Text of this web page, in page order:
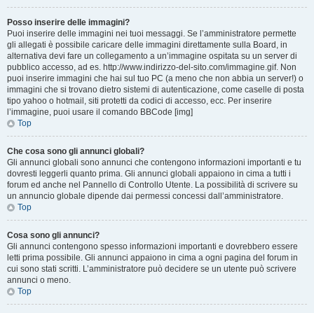
Posso inserire delle immagini?
Puoi inserire delle immagini nei tuoi messaggi. Se l’amministratore permette
gli allegati è possibile caricare delle immagini direttamente sulla Board, in
alternativa devi fare un collegamento a un’immagine ospitata su un server di
pubblico accesso, ad es. http://www.indirizzo-del-sito.com/immagine.gif. Non
puoi inserire immagini che hai sul tuo PC (a meno che non abbia un server!) o
immagini che si trovano dietro sistemi di autenticazione, come caselle di posta
tipo yahoo o hotmail, siti protetti da codici di accesso, ecc. Per inserire
l’immagine, puoi usare il comando BBCode [img]
Top
Che cosa sono gli annunci globali?
Gli annunci globali sono annunci che contengono informazioni importanti e tu
dovresti leggerli quanto prima. Gli annunci globali appaiono in cima a tutti i
forum ed anche nel Pannello di Controllo Utente. La possibilità di scrivere su
un annuncio globale dipende dai permessi concessi dall’amministratore.
Top
Cosa sono gli annunci?
Gli annunci contengono spesso informazioni importanti e dovrebbero essere
letti prima possibile. Gli annunci appaiono in cima a ogni pagina del forum in
cui sono stati scritti. L’amministratore può decidere se un utente può scrivere
annunci o meno.
Top